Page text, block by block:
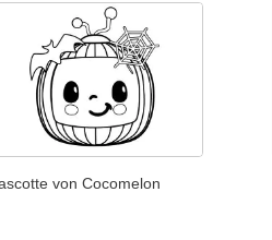
von Cocomelon